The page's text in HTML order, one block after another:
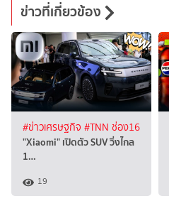
ข่าวที่เกี่ยวข้อง
#ข่าวเศรษฐกิจ #TNN ช่อง16
"Xiaomi" เปิดตัว SUV วิ่งไกล
1…
19